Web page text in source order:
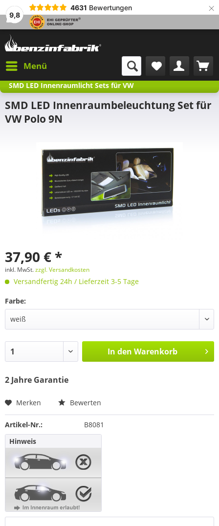
9,8
4631 Bewertungen ×
Menü
SMD LED Innenraumlicht Sets für VW
SMD LED Innenraumbeleuchtung Set für
VW Polo 9N
37,90 € *
inkl. MwSt.zzgl. Versandkosten
Versandfertig 24h / Lieferzeit 3-5 Tage
Farbe:
In den Warenkorb
2 Jahre Garantie
Merken Bewerten
Artikel-Nr.:
B8081
Hinweis